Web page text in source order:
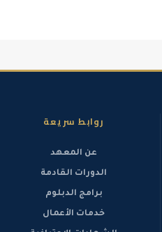
روابط سريعة
عن المعهد
الدورات القادمة
برامج الدبلوم
خدمات الأعمال